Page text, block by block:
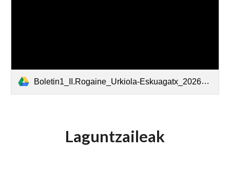
Boletin1_II.Rogaine_Urkiola-Eskuagatx_2026_EUS.pdf
Laguntzaileak